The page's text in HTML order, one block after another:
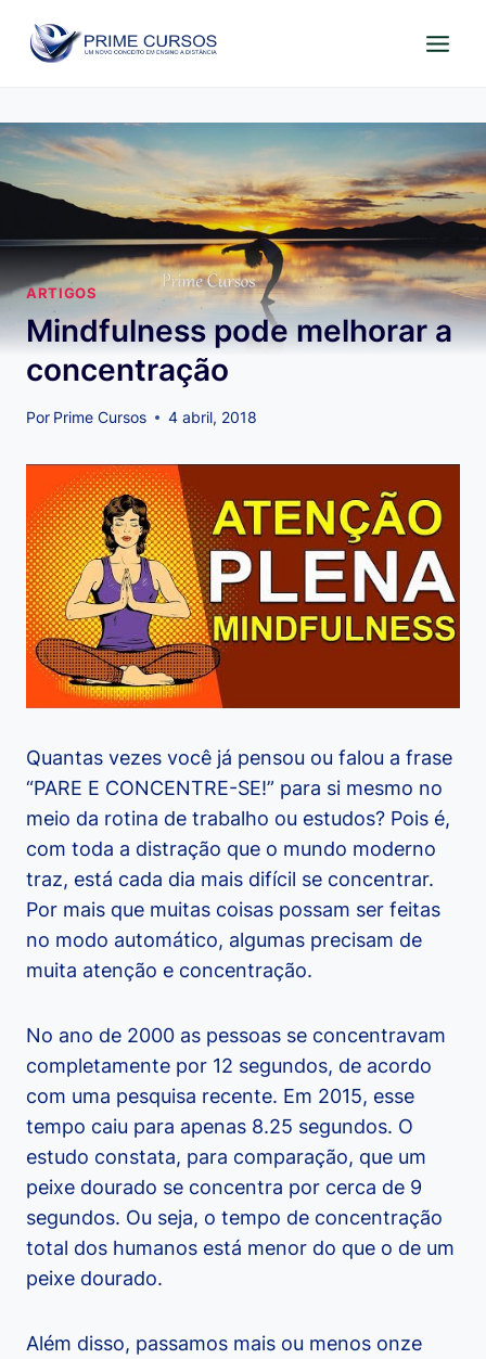
para
ARTIGOS
Mindfulness pode melhorar a
concentração
Por Prime Cursos 4 abril, 2018
Quantas vezes você já pensou ou falou a frase
“PARE E CONCENTRE-SE!” para si mesmo no
meio da rotina de trabalho ou estudos? Pois é,
com toda a distração que o mundo moderno
traz, está cada dia mais difícil se concentrar.
Por mais que muitas coisas possam ser feitas
no modo automático, algumas precisam de
muita atenção e concentração.
No ano de 2000 as pessoas se concentravam
completamente por 12 segundos, de acordo
com uma pesquisa recente. Em 2015, esse
tempo caiu para apenas 8.25 segundos. O
estudo constata, para comparação, que um
peixe dourado se concentra por cerca de 9
segundos. Ou seja, o tempo de concentração
total dos humanos está menor do que o de um
peixe dourado.
Além disso, passamos mais ou menos onze